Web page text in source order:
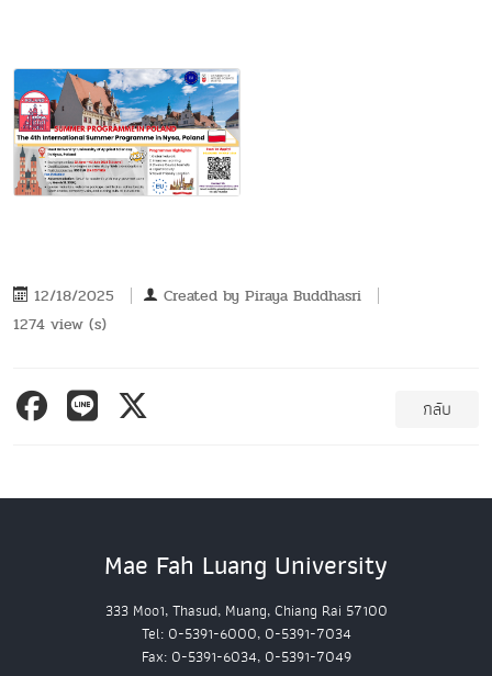
12/18/2025 Created by Piraya Buddhasri
1274 view (s)
กลับ
Mae Fah Luang University
333 Moo1, Thasud, Muang, Chiang Rai 57100
Tel: 0-5391-6000, 0-5391-7034
Fax: 0-5391-6034, 0-5391-7049